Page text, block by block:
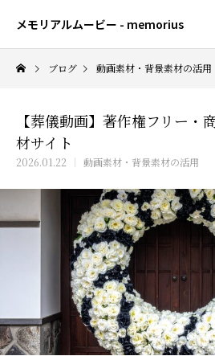
メモリアルムービー - memorius
ブログ 動画素材・背景素材の活用
【葬儀動画】著作権フリー・
材サイト
2026.01.22 動画素材・背景素材の活用